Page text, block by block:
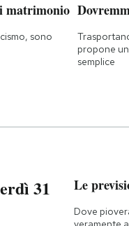
matrimonio
sono
propone
semplice
31
Le
Dove